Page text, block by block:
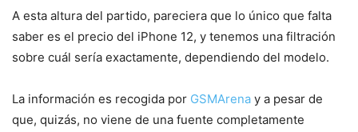
A esta altura del partido, pareciera que lo único que falta
saber es el precio del iPhone 12, y tenemos una filtración
sobre cuál sería exactamente, dependiendo del modelo.
La información es recogida por GSMArena y a pesar de
que, quizás, no viene de una fuente completamente